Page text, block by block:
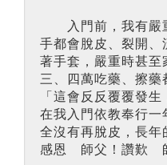
入門前，我有嚴
手都會脫皮、裂開
著手套，嚴重時甚至
三、四萬吃藥、擦藥
「這會反反覆覆發
在我入門依教奉行
全沒有再脫皮，長年
感恩 師父！讚歎